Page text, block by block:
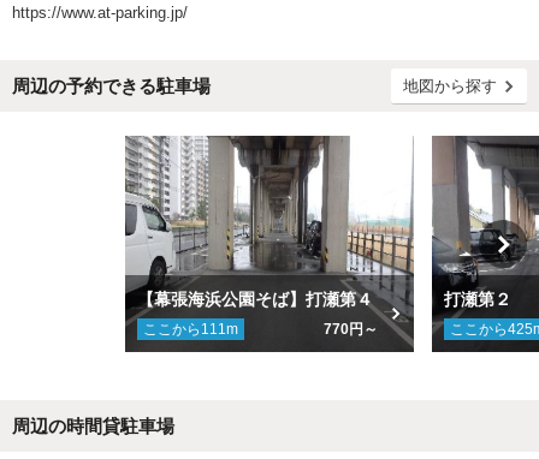
https://www.at-parking.jp/
周辺の予約できる駐車場 地図から探す
【幕張海浜公園そば】打瀬第４
ここから 111m 770円～
打瀬第２
ここから425
周辺の時間貸駐車場